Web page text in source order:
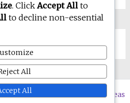
| Personal Blog & Digital Ideas
. ClickAccept All to
to decline non-essential
All
All